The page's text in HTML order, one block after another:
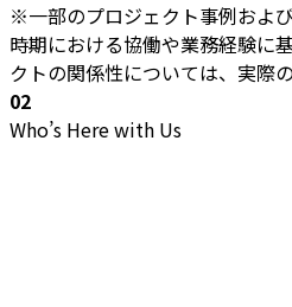
※一部のプロジェクト事例およ
時期における協働や業務経験に
クトの関係性については、実際
02
Who’s Here with Us